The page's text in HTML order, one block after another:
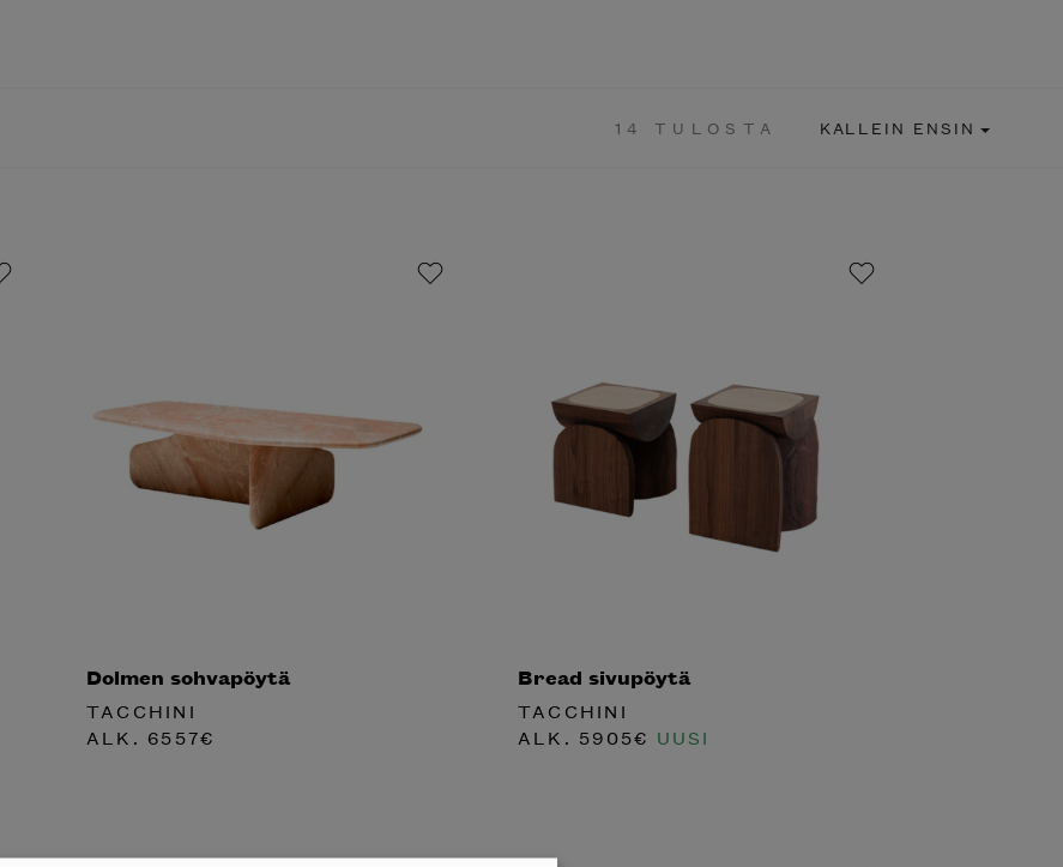
14 TULOSTA KALLEIN ENSIN
Dolmen sohvapöytä
TACCHINI
ALK. 6557€
Bread sivupöytä
TACCHINI
ALK. 5905€ UUSI